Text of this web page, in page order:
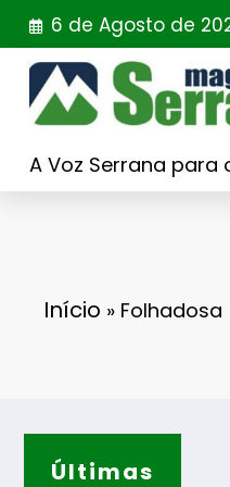
Saltar
para
conteúdo
6 de Agosto de
A Voz Serrana para
Início » Folhadosa
Últimas– Uma
– Assinatura